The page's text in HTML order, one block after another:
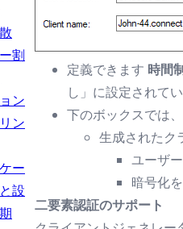
割
ン
ン
ー
設
定義できます 時間
し」に設定されて
下のボックスでは
生成されたク
ユーザ
暗号化
二要素認証のサポート